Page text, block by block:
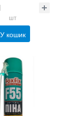
шт
У кошик